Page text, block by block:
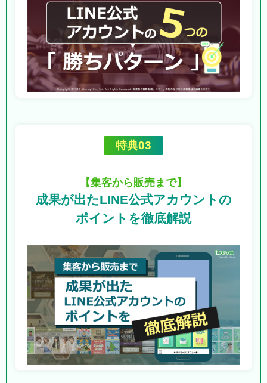
特典03
【集客から販売まで】
成果が出たLINE公式アカウントの
ポイントを徹底解説